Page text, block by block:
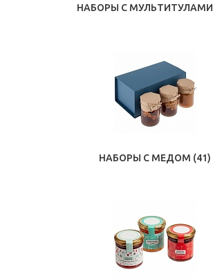
НАБОРЫ С МУЛЬТИТУЛАМИ
НАБОРЫ С МЕДОМ (41)